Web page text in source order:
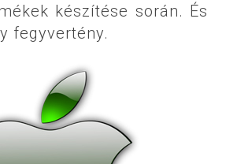
készítése során. És
fegyvertény.